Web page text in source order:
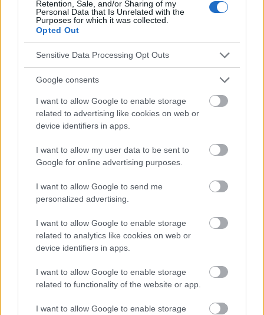
Retention, Sale, and/or Sharing of my
Personal Data that Is Unrelated with the
Purposes for which it was collected.
Opted Out
Sensitive Data Processing Opt Outs
Google consents
I want to allow Google to enable storage
related to advertising like cookies on web or
device identifiers in apps.
I want to allow my user data to be sent to
Google for online advertising purposes.
I want to allow Google to send me
personalized advertising.
I want to allow Google to enable storage
related to analytics like cookies on web or
device identifiers in apps.
I want to allow Google to enable storage
related to functionality of the website or app.
I want to allow Google to enable storage
Le contenu et les documents de ce site Web sont éducatifs et
informatifs. L'éditeur et les éditeurs du site ne sont pas
responsables des effets de leur utilisation. Avant d'utiliser les
absolument consulter votre médecin.
Publicité: